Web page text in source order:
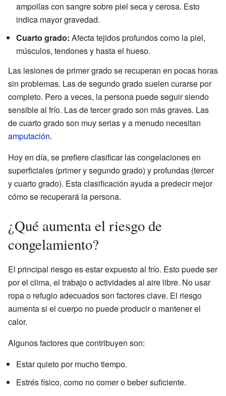
ampollas con sangre sobre piel seca y cerosa. Esto
indica mayor gravedad.
Cuarto grado: Afecta tejidos profundos como la piel,
músculos, tendones y hasta el hueso.
Las lesiones de primer grado se recuperan en pocas horas
sin problemas. Las de segundo grado suelen curarse por
completo. Pero a veces, la persona puede seguir siendo
sensible al frío. Las de tercer grado son más graves. Las
de cuarto grado son muy serias y a menudo necesitan
amputación.
Hoy en día, se prefiere clasificar las congelaciones en
superficiales (primer y segundo grado) y profundas (tercer
y cuarto grado). Esta clasificación ayuda a predecir mejor
cómo se recuperará la persona.
¿Qué aumenta el riesgo de
congelamiento?
El principal riesgo es estar expuesto al frío. Esto puede ser
por el clima, el trabajo o actividades al aire libre. No usar
ropa o refugio adecuados son factores clave. El riesgo
aumenta si el cuerpo no puede producir o mantener el
calor.
Algunos factores que contribuyen son:
Estar quieto por mucho tiempo.
Estrés físico, como no comer o beber suficiente.